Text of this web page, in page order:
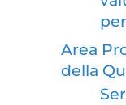
Area
della